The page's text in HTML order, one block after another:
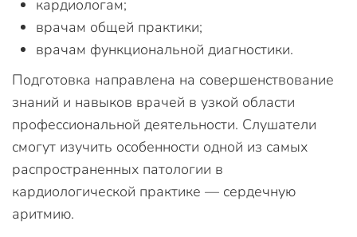
кардиологам;
врачам общей практики;
врачам функциональной диагностики.
Подготовка направлена на совершенствование
знаний и навыков врачей в узкой области
профессиональной деятельности. Слушатели
смогут изучить особенности одной из самых
распространенных патологии в
кардиологической практике — сердечную
аритмию.